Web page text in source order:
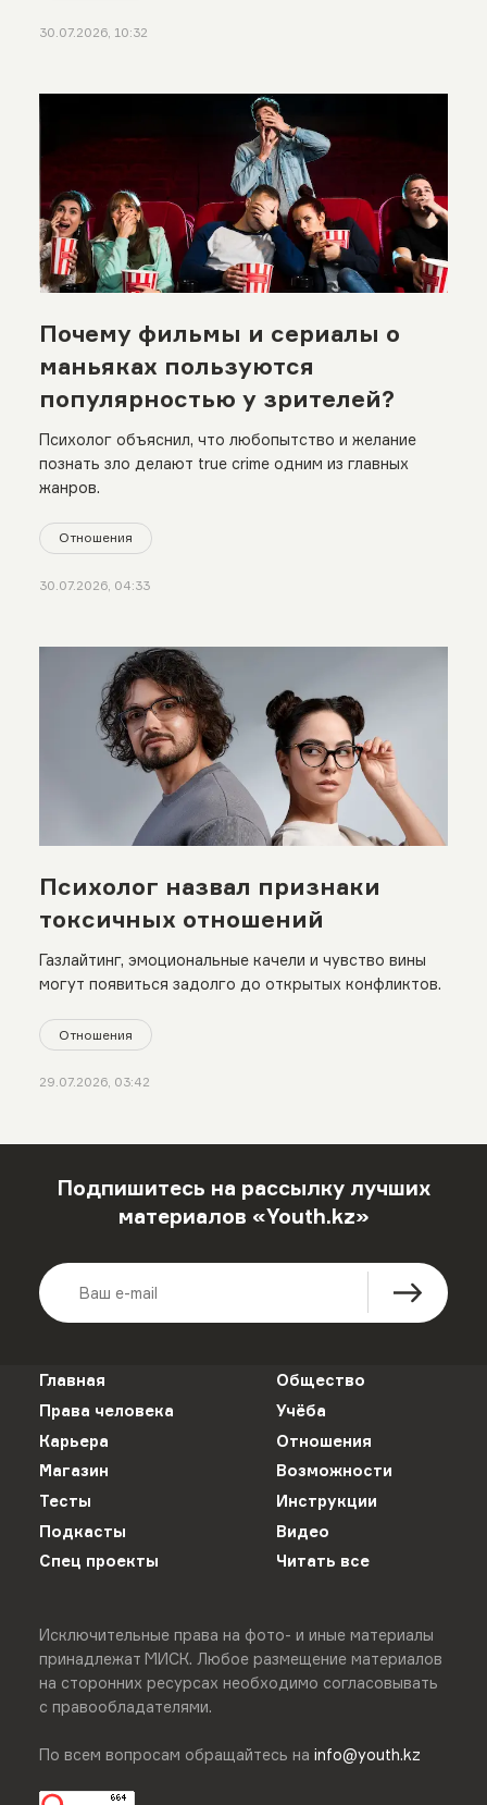
30.07.2026, 10:32
Почему фильмы и сериалы о
маньяках пользуются
популярностью у зрителей?
Психолог объяснил, что любопытство и желание
познать зло делают true crime одним из главных
жанров.
Отношения
30.07.2026, 04:33
Психолог назвал признаки
токсичных отношений
Газлайтинг, эмоциональные качели и чувство вины
могут появиться задолго до открытых конфликтов.
Отношения
29.07.2026, 03:42
Подпишитесь на рассылку лучших
материалов «Youth.kz»
Главная
Общество
Права человека
Учёба
Карьера
Отношения
Магазин
Возможности
Тесты
Инструкции
Подкасты
Видео
Спец проекты
Читать все
Исключительные права на фото- и иные материалы
принадлежат МИСК. Любое размещение материалов
на сторонних ресурсах необходимо согласовывать
с правообладателями.
По всем вопросам обращайтесь на info@youth.kz